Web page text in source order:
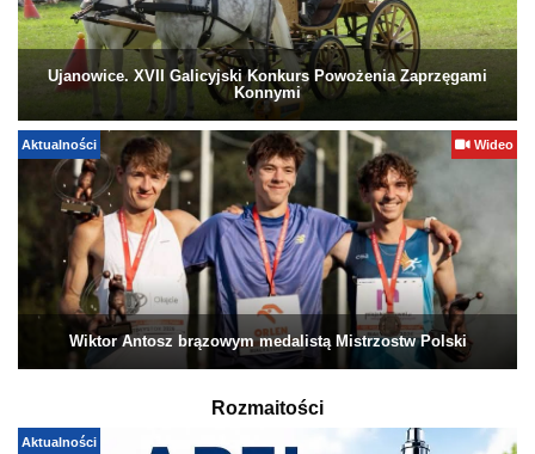
Ujanowice. XVII Galicyjski Konkurs Powożenia Zaprzęgami
Konnymi
Aktualności Wideo
Wiktor Antosz brązowym medalistą Mistrzostw Polski
Rozmaitości
Aktualności